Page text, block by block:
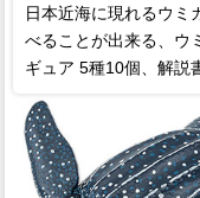
日本近海に現れるウミ
べることが出来る、ウ
ギュア 5種10個、解説